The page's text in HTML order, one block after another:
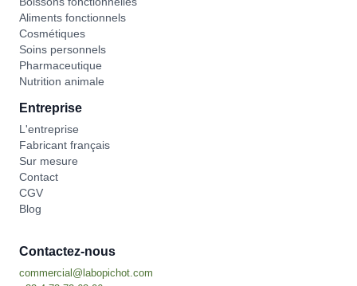
Aliments fonctionnels
Cosmétiques
Soins personnels
Pharmaceutique
Nutrition animale
Entreprise
L'entreprise
Fabricant français
Sur mesure
Contact
CGV
Blog
Contactez-nous